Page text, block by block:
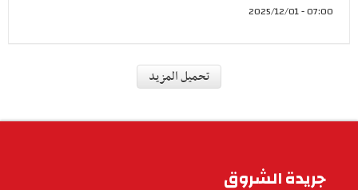
07:00 - 2025/12/01